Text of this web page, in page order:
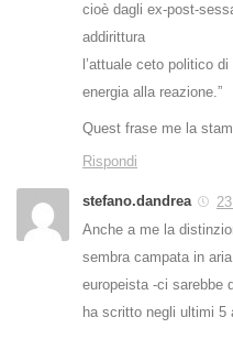
cioè dagli ex-post-
addirittura
l’attuale ceto politico
energia alla reazione.”
Quest frase me la
Rispondi
stefano.dandrea
Anche a me la
sembra campata in
europeista -ci sarebbe
ha scritto negli ultimi 5